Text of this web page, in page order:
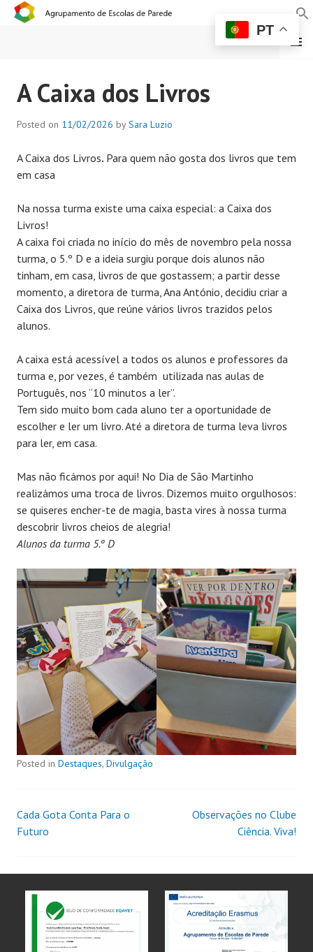
AGRUPAMENTO DE
ESCOLAS DE PAREDE
MENU
A Caixa dos Livros
Posted on 11/02/2026 bySara Luzio
A Caixa dos Livros. Para quem não gosta dos livros que tem
em casa
Na nossa turma existe uma caixa especial: a Caixa dos
Livros!
A caixa foi criada no início do mês de novembro pela nossa
turma, o 5.º D e a ideia surgiu porque dois alunos não
tinham, em casa, livros de que gostassem; a partir desse
momento, a diretora de turma, Ana António, decidiu criar a
Caixa dos Livros, que reúne vários livros trazidos pelos
alunos.
A caixa está acessível a todos os alunos e professores da
turma e, por vezes, é também utilizada nas aulas de
Português, nos “10 minutos a ler”.
Tem sido muito bom cada aluno ter a oportunidade de
escolher e ler um livro. Até a diretora de turma leva livros
para ler, em casa.
Mas não ficámos por aqui! No Dia de São Martinho
realizámos uma troca de livros. Dizemos muito orgulhosos:
se quiseres encher-te de magia, basta vires à nossa turma
descobrir livros cheios de alegria!
Alunos da turma 5.º D
Posted in Destaques, Divulgação
Cada Gota Conta Para o
Futuro
Observações no Clube
Ciência. Viva!
PT